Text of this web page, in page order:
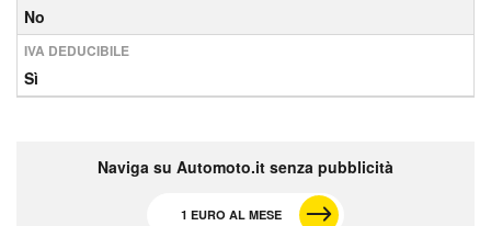
No
IVA DEDUCIBILE
Sì
Naviga su Automoto.it senza pubblicità
1 EURO AL MESE